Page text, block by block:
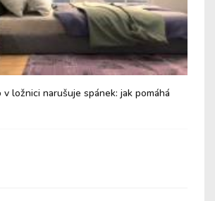
ložnici narušuje spánek: jak pomáhá